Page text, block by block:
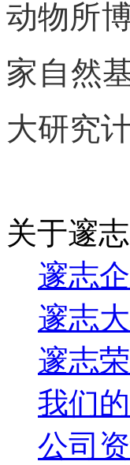
动物所
家自然
大研究
关于邃志
邃志
邃志
邃志
我们
公司